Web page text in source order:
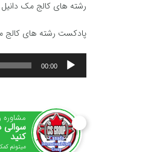
رشته های کالج مک
پادکست رشته های کالج
پخش‌کننده
صوت
00:00
سوالی
کنید
میتونم